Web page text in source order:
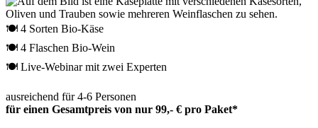
🍽 4 Sorten Bio-Käse
🍽 4 Flaschen Bio-Wein
🍽 Live-Webinar mit zwei Experten
ausreichend für 4-6 Personen
für einen Gesamtpreis von nur 99,- € pro Paket*